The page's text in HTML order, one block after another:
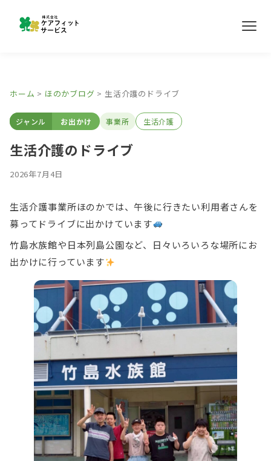
採用情報
ホーム > ほのかブログ >生活介護のドライブ
ジャンル お出かけ 事業所 生活介護
生活介護のドライブ
2026年7月4日
生活介護事業所ほのかでは、午後に行きたい利用者さんを
募ってドライブに出かけています
竹島水族館や日本列島公園など、日々いろいろな場所にお
出かけに行っています